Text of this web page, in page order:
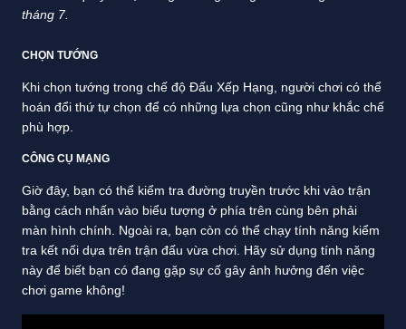
tháng 7.
CHỌN TƯỚNG
Khi chọn tướng trong chế độ Đấu Xếp Hạng, người chơi có thể
hoán đổi thứ tự chọn để có những lựa chọn cũng như khắc chế
phù hợp.
CÔNG CỤ MẠNG
Giờ đây, bạn có thể kiểm tra đường truyền trước khi vào trận
bằng cách nhấn vào biểu tượng ở phía trên cùng bên phải
màn hình chính. Ngoài ra, bạn còn có thể chạy tính năng kiểm
tra kết nối dựa trên trận đấu vừa chơi. Hãy sử dụng tính năng
này để biết bạn có đang gặp sự cố gây ảnh hưởng đến việc
chơi game không!